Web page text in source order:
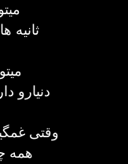
ثانیه
دنیارو
وقتی
همه